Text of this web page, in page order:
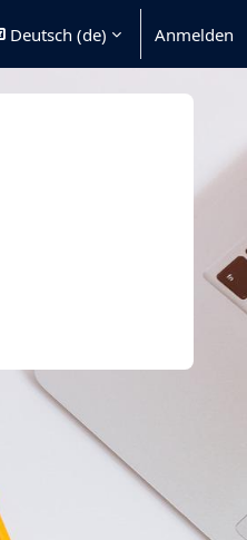
Deutsch ‎(de)‎ Anmelden